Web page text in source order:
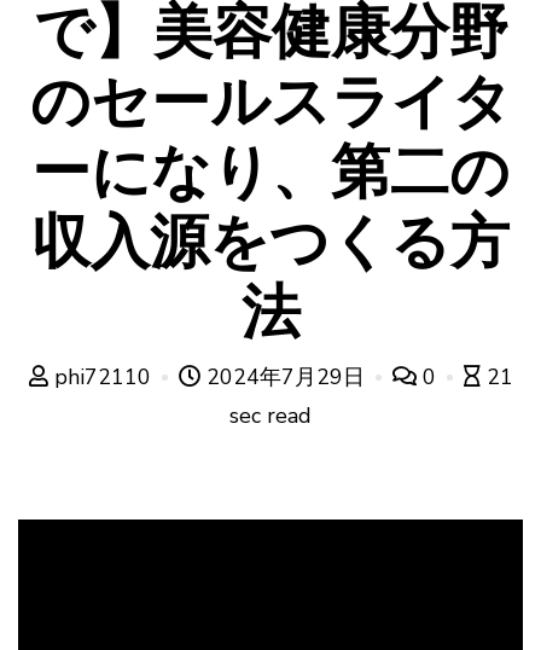
で】美容健康分野
のセールスライタ
ーになり、第二の
収入源をつくる方
法
phi72110 2024年7月29日 0
21
sec read